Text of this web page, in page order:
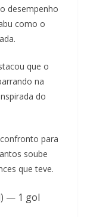
desempenho
como o
que o
na
do
para
soube
que teve.
— 1 gol